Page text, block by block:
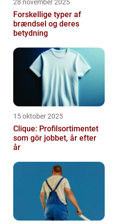
28 november 2025
Forskellige typer af
brændsel og deres
betydning
15 oktober 2025
Clique: Profilsortimentet
som gör jobbet, år efter
år